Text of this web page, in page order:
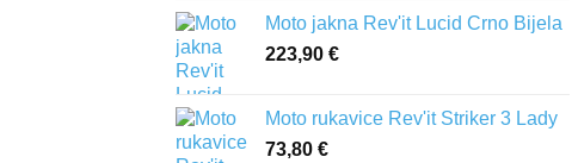
Moto jakna Rev'it Lucid Crno Bijela
223,90 €
Moto rukavice Rev'it Striker 3 Lady
73,80 €